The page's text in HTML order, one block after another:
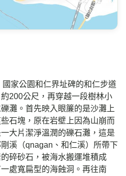
家公園和仁界址碑的和仁步道
200公尺，再穿越一段樹林小
灘。首先映入眼簾的是沙灘上
石塊，原在岩壁上因為山崩而
大片潔淨溫潤的礫石灘，這是
溪（qnagan、和仁溪）所帶下
碎砂石，被海水搬運堆積成
處寬扁型的海蝕洞。再往南